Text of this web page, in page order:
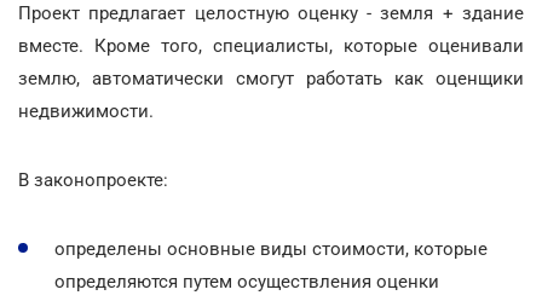
Проект предлагает целостную оценку - земля + здание
вместе. Кроме того, специалисты, которые оценивали
землю, автоматически смогут работать как оценщики
недвижимости.
В законопроекте:
определены основные виды стоимости, которые
определяются путем осуществления оценки